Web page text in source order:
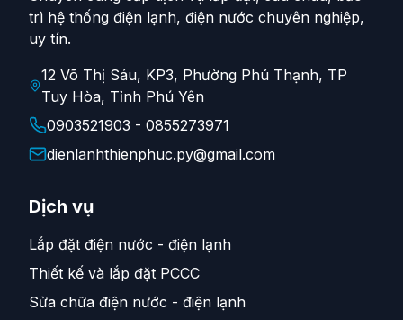
trì hệ thống điện lạnh, điện nước chuyên nghiệp,
uy tín.
12 Võ Thị Sáu, KP3, Phường Phú Thạnh, TP
Tuy Hòa, Tỉnh Phú Yên
0903521903 - 0855273971
dienlanhthienphuc.py@gmail.com
Dịch vụ
Lắp đặt điện nước - điện lạnh
Thiết kế và lắp đặt PCCC
Sửa chữa điện nước - điện lạnh